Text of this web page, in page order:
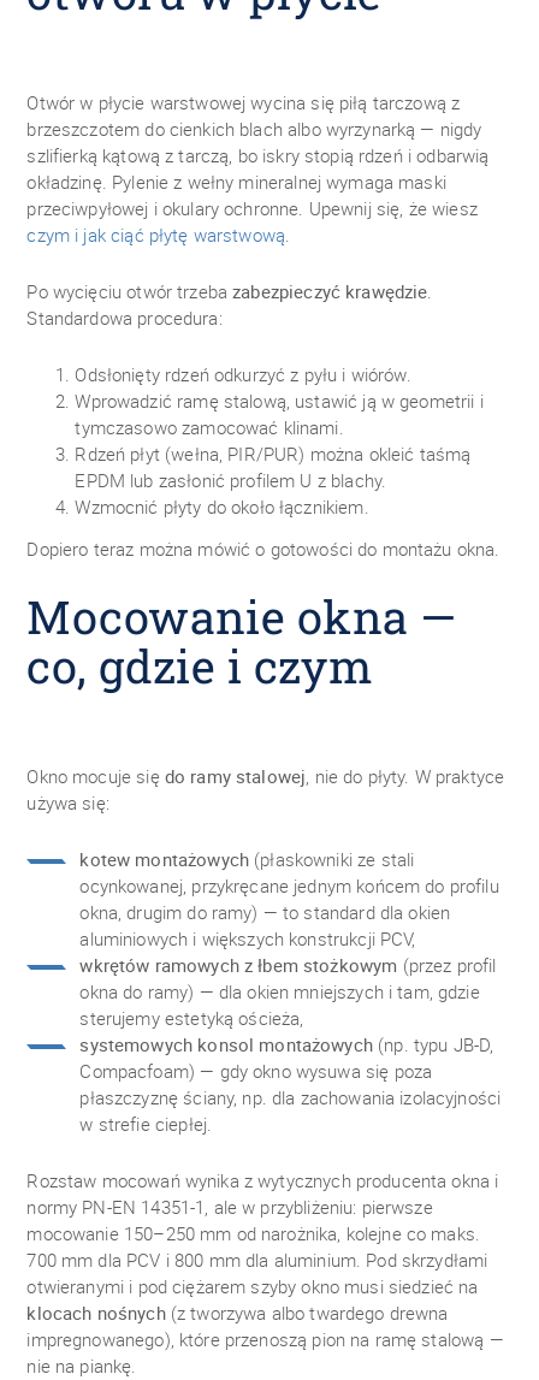
Otwór w płycie warstwowej wycina się piłą tarczową z
brzeszczotem do cienkich blach albo wyrzynarką — nigdy
szlifierką kątową z tarczą, bo iskry stopią rdzeń i odbarwią
okładzinę. Pylenie z wełny mineralnej wymaga maski
przeciwpyłowej i okulary ochronne. Upewnij się, że wiesz
czym i jak ciąć płytę warstwową.
Po wycięciu otwór trzebazabezpieczyć krawędzie.
Standardowa procedura:
Odsłonięty rdzeń odkurzyć z pyłu i wiórów.
Wprowadzić ramę stalową, ustawić ją w geometrii i
tymczasowo zamocować klinami.
Rdzeń płyt (wełna, PIR/PUR) można okleić taśmą
EPDM lub zasłonić profilem U z blachy.
Wzmocnić płyty do około łącznikiem.
Dopiero teraz można mówić o gotowości do montażu okna.
Mocowanie okna —
co, gdzie i czym
Okno mocuje się do ramy stalowej, nie do płyty. W praktyce
używa się:
kotew montażowych(płaskowniki ze stali
ocynkowanej, przykręcane jednym końcem do profilu
okna, drugim do ramy) — to standard dla okien
aluminiowych i większych konstrukcji PCV,
wkrętów ramowych z łbem stożkowym (przez profil
okna do ramy) — dla okien mniejszych i tam, gdzie
sterujemy estetyką ościeża,
systemowych konsol montażowych(np. typu JB-D,
Compacfoam) — gdy okno wysuwa się poza
płaszczyznę ściany, np. dla zachowania izolacyjności
w strefie ciepłej.
Rozstaw mocowań wynika z wytycznych producenta okna i
normy PN-EN 14351-1, ale w przybliżeniu: pierwsze
mocowanie 150–250 mm od narożnika, kolejne co maks.
700 mm dla PCV i 800 mm dla aluminium. Pod skrzydłami
otwieranymi i pod ciężarem szyby okno musi siedzieć na
klocach nośnych(z tworzywa albo twardego drewna
impregnowanego), które przenoszą pion na ramę stalową —
nie na piankę.